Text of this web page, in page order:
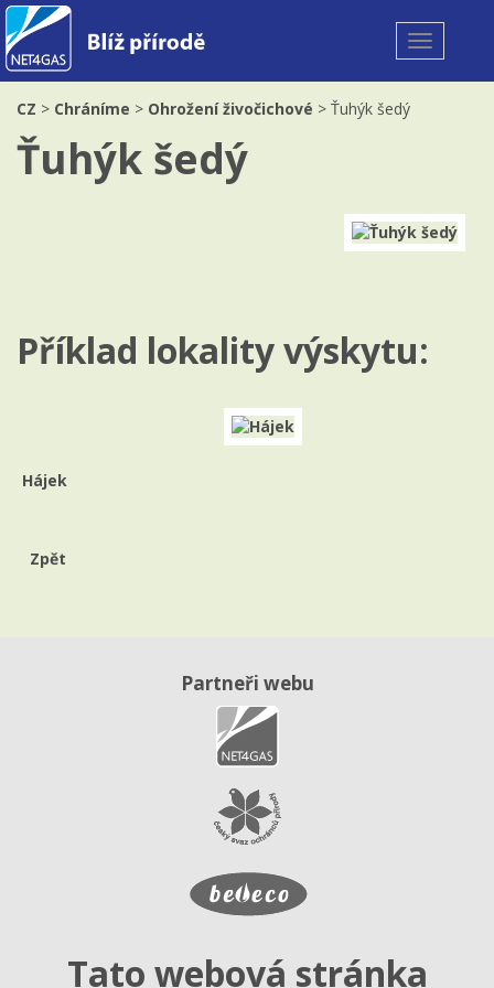
Toggle
navigation
CZ > Chráníme > Ohrožení živočichové > Ťuhýk šedý
Ťuhýk šedý
Příklad lokality výskytu:
Hájek
Zpět
Partneři webu
Tato webová stránka